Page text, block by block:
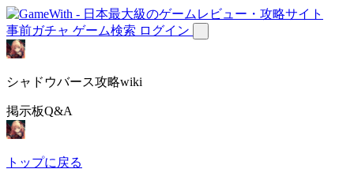
事前ガチャ ゲーム検索 ログイン
シャドウバース攻略wiki
掲示板Q&A
トップに戻る